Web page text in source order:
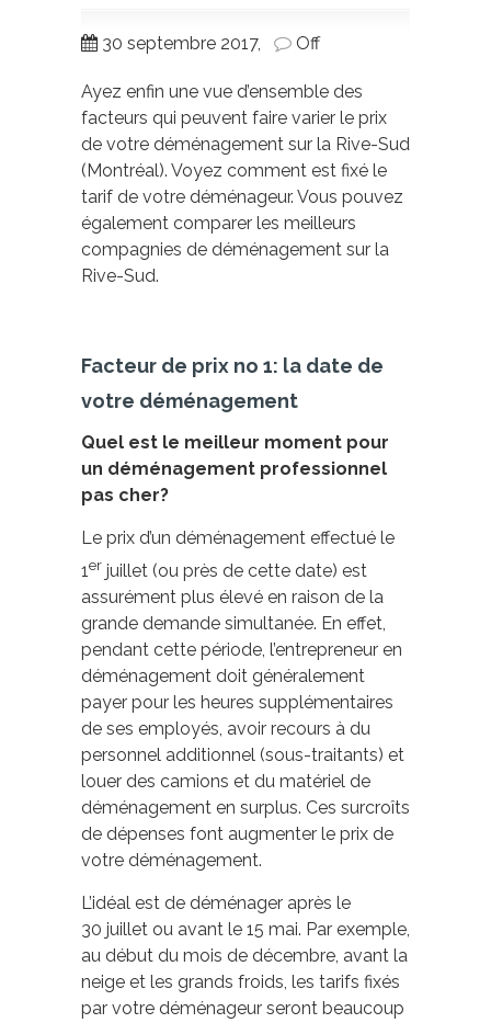
30 septembre 2017, Off
Ayez enfin une vue d’ensemble des
facteurs qui peuvent faire varier le prix
de votre déménagement sur la Rive-Sud
(Montréal). Voyez comment est fixé le
tarif de votre déménageur. Vous pouvez
également comparer les meilleurs
compagnies de déménagement sur la
Rive-Sud.
Facteur de prix no 1: la date de
votre déménagement
Quel est le meilleur moment pour
un déménagement professionnel
pas cher?
Le prix d’un déménagement effectué le
1er juillet (ou près de cette date) est
assurément plus élevé en raison de la
grande demande simultanée. En effet,
pendant cette période, l’entrepreneur en
déménagement doit généralement
payer pour les heures supplémentaires
de ses employés, avoir recours à du
personnel additionnel (sous-traitants) et
louer des camions et du matériel de
déménagement en surplus. Ces surcroîts
de dépenses font augmenter le prix de
votre déménagement.
L’idéal est de déménager après le
30 juillet ou avant le 15 mai. Par exemple,
au début du mois de décembre, avant la
neige et les grands froids, les tarifs fixés
par votre déménageur seront beaucoup